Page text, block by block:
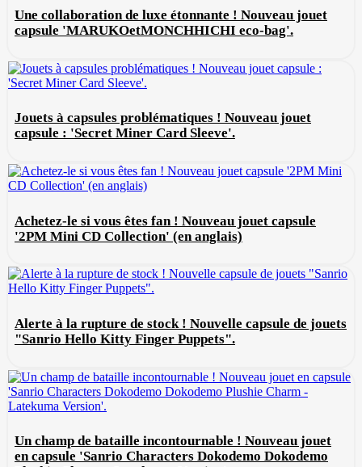
Une collaboration de luxe étonnante ! Nouveau jouet
capsule 'MARUKOetMONCHHICHI eco-bag'.
Jouets à capsules problématiques ! Nouveau jouet
capsule : 'Secret Miner Card Sleeve'.
Achetez-le si vous êtes fan ! Nouveau jouet capsule
'2PM Mini CD Collection' (en anglais)
Alerte à la rupture de stock ! Nouvelle capsule de jouets
"Sanrio Hello Kitty Finger Puppets".
Un champ de bataille incontournable ! Nouveau jouet
en capsule 'Sanrio Characters Dokodemo Dokodemo